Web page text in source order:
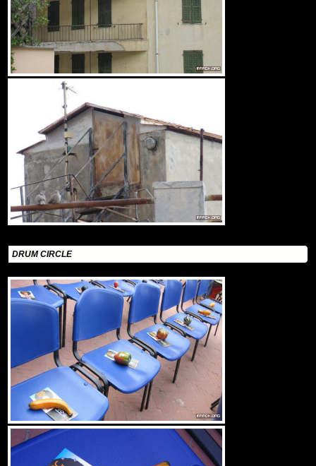
DRUM CIRCLE